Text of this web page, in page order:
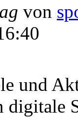
von
und
digitale